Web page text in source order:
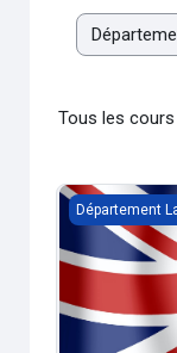
Catégories
Tous les
Anglais
Département